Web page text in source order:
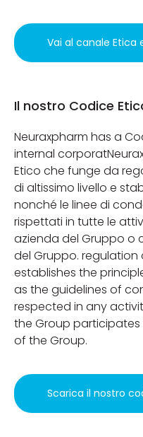
Vai al canale Etica
Il nostro Codice
Neuraxpharm has a
internal
Etico che funge da
di altissimo livello e
nonché le linee di
rispettati in tutte le
azienda del Gruppo o
del Gruppo.
establishes the
as the guidelines of
respected in any
the Group
of the Group.
Scarica il nostro